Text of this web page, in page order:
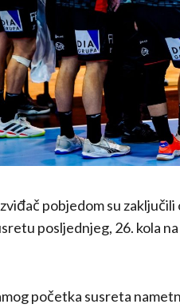
pobjedom su
posljednjeg, 26. kola
početka susreta